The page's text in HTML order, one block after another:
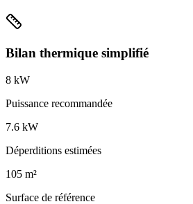
Bilan thermique simplifié
8 kW
Puissance recommandée
7.6 kW
Déperditions estimées
105 m²
Surface de référence